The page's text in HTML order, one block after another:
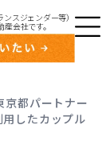
スジェンダー等）
会社です。
京都パートナー
したカップル